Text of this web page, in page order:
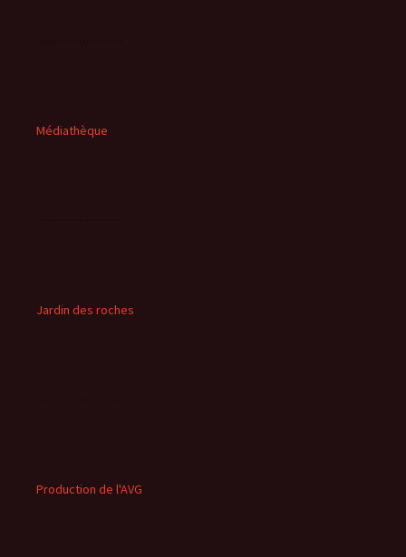
Médiathèque
Jardin des roches
Production de l'AVG